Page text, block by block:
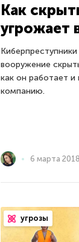
Как
угрожает
вооружение
как он работает
компанию.
6 марта 2018
угрозы